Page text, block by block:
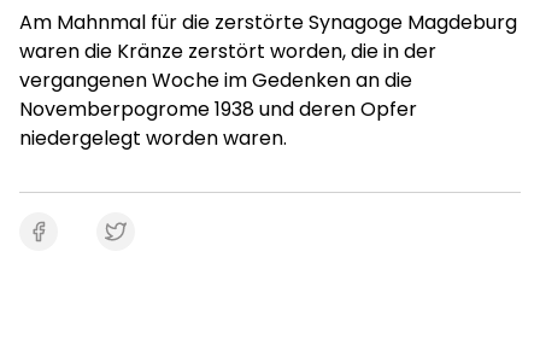
Am Mahnmal für die zerstörte Synagoge Magdeburg
waren die Kränze zerstört worden, die in der
vergangenen Woche im Gedenken an die
Novemberpogrome 1938 und deren Opfer
niedergelegt worden waren.